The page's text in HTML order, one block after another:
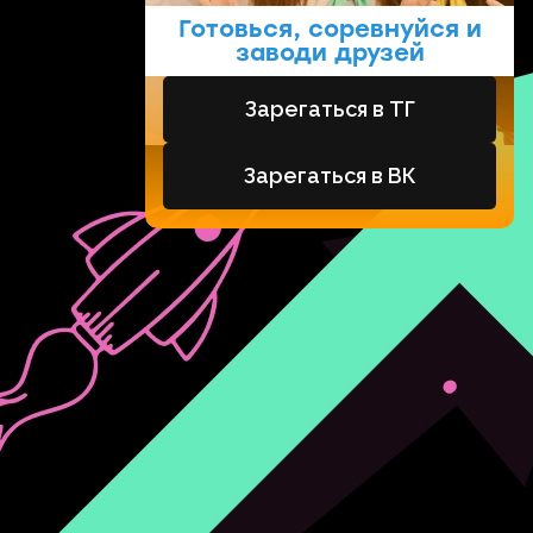
Готовься, соревнуйся и
заводи друзей
Зарегаться в ТГ
Зарегаться в ВК